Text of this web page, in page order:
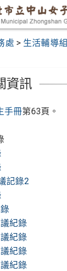
處 > 生活輔導組
資訊
手冊第63頁。
記錄2
紀錄
紀錄
紀錄
紀錄